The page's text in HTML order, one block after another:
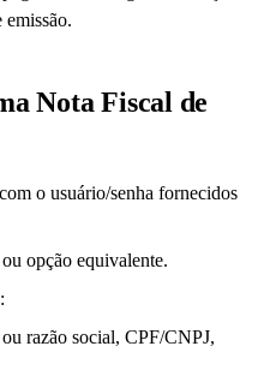
Nota Fiscal de
o usuário/senha fornecidos
opção equivalente.
razão social, CPF/CNPJ,